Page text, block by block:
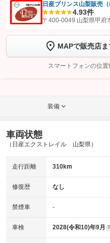
【STEP1】
認証画面でグーネットを
トーク画面で
ボタンを
完了してください。
こ
日産プリンス山梨販売
4.93件
〒400-0049 山梨県甲府
MAPで販売店
スマートフォンの位
装備
車両状態
（日産エクストレイル 山梨県）
走行距離 310km
修復歴 なし
禁煙車 -
車検 2028(令和10)年9月 ?